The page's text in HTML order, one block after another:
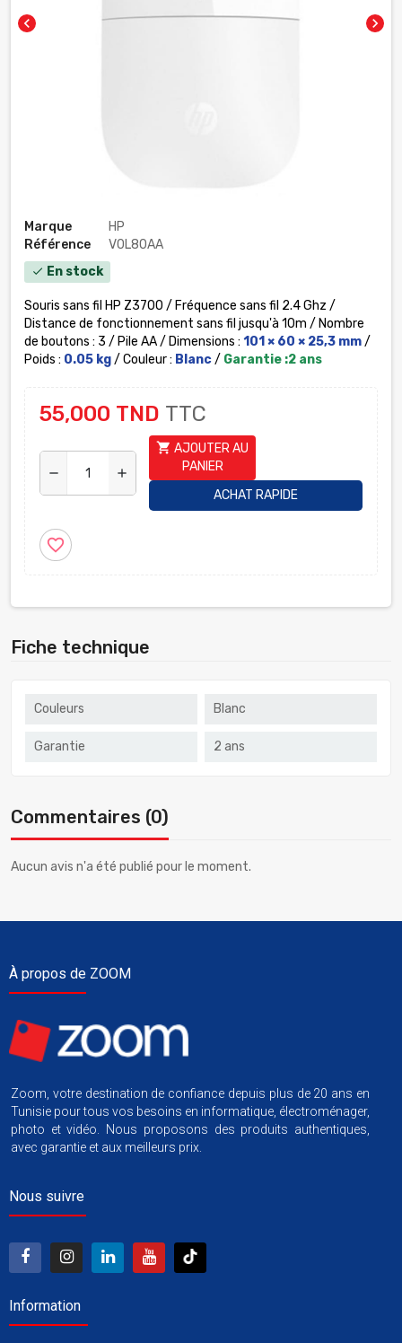
chevron_left chevron_right
Marque
HP
Référence
V0L80AA
check En stock
Souris sans fil HP Z3700 / Fréquence sans fil 2.4 Ghz /
Distance de fonctionnement sans fil jusqu'à 10m / Nombre
de boutons : 3 / Pile AA / Dimensions : 101 × 60 × 25,3 mm/
Poids : 0.05 kg/ Couleur : Blanc/ Garantie :2 ans
55,000 TND TTC
remove add
shopping_cart AJOUTER AU
PANIER
ACHAT RAPIDE
favorite_border
Fiche technique
Couleurs Blanc
Garantie 2 ans
Commentaires (0)
Aucun avis n'a été publié pour le moment.
À propos de ZOOM
Zoom, votre destination de confiance depuis plus de 20 ans en
Tunisie pour tous vos besoins en informatique, électroménager,
photo et vidéo. Nous proposons des produits authentiques,
avec garantie et aux meilleurs prix.
Nous suivre
Information